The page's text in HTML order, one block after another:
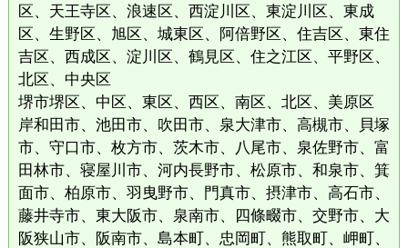
区、天王寺区、浪速区、西淀川区、東淀川区、東成
区、生野区、旭区、城東区、阿倍野区、住吉区、東住
吉区、西成区、淀川区、鶴見区、住之江区、平野区、
北区、中央区
堺市堺区、中区、東区、西区、南区、北区、美原区
岸和田市、池田市、吹田市、泉大津市、高槻市、貝塚
市、守口市、枚方市、茨木市、八尾市、泉佐野市、富
田林市、寝屋川市、河内長野市、松原市、和泉市、箕
面市、柏原市、羽曳野市、門真市、摂津市、高石市、
藤井寺市、東大阪市、泉南市、四條畷市、交野市、大
阪狭山市、阪南市、島本町、忠岡町、熊取町、岬町、